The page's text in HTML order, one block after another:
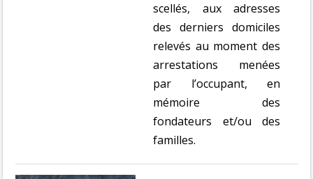
scellés, aux adresses
des derniers domiciles
relevés au moment des
arrestations menées
par l’occupant, en
mémoire des
fondateurs et/ou des
familles.